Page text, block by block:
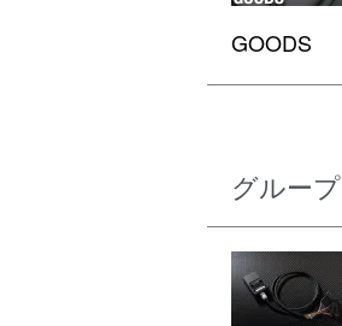
GOODS
グループ